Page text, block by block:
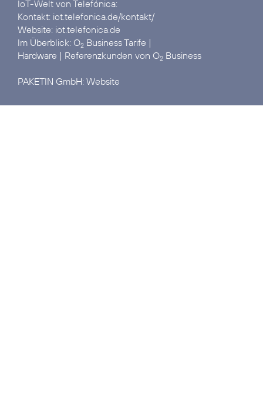
IoT-Welt von Telefónica:
Kontakt: iot.telefonica.de/kontakt/
Website: iot.telefonica.de
Im Überblick: O2 Business Tarife
Hardware | Referenzkunden von O2 Business
PAKETIN GmbH: Website